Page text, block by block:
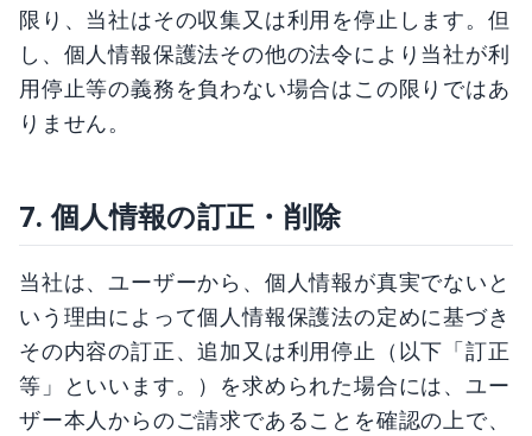
限り、当社はその収集又は利用を停止します。但
し、個人情報保護法その他の法令により当社が利
用停止等の義務を負わない場合はこの限りではあ
りません。
7. 個人情報の訂正・削除
当社は、ユーザーから、個人情報が真実でないと
いう理由によって個人情報保護法の定めに基づき
その内容の訂正、追加又は利用停止（以下「訂正
等」といいます。）を求められた場合には、ユー
ザー本人からのご請求であることを確認の上で、